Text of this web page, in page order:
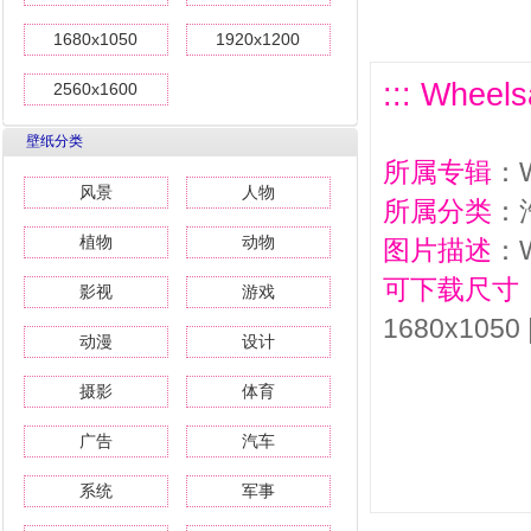
1680x1050 1920x1200
2560x1600
壁纸分类
风景 人物
植物 动物
影视 游戏
动漫 设计
摄影 体育
广告 汽车
系统 军事
:::
所属专辑
所属分类
图片描述
可下载尺寸
1680x1050